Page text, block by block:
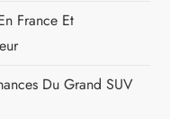
France Et
Du Grand SUV